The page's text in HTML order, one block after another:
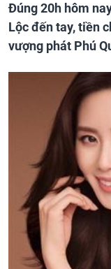
Đúng 20h hôm
Lộc đến tay, tiền
vượng phát Phú